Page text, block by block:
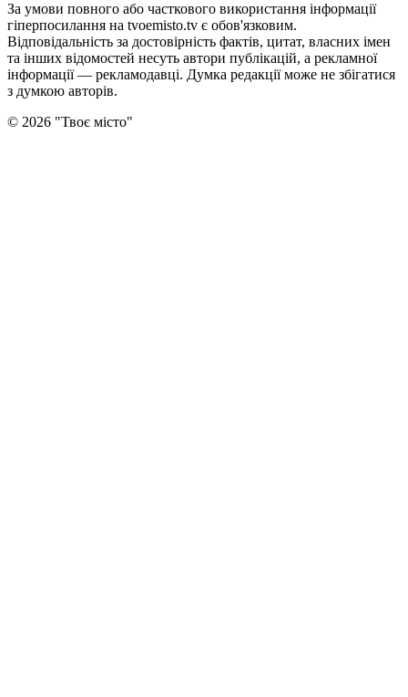
За умови повного або часткового використання iнформацiї
гіперпосилання на tvoemisto.tv є обов'язковим.
Відповідальність за достовірність фактів, цитат, власних імен
та інших відомостей несуть автори публікацій, а рекламної
інформації — рекламодавці. Думка редакцiї може не збiгатися
з думкою авторiв.
© 2026 "Твоє місто"